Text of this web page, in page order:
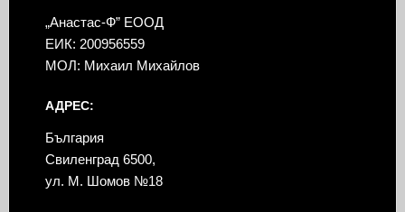
„Анастас-Ф” ЕООД
ЕИК: 200956559
МОЛ: Михаил Михайлов
АДРЕС:
България
Свиленград 6500,
ул. М. Шомов №18